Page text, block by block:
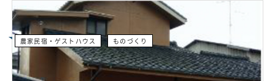
農家民宿・ゲストハウス ものづくり